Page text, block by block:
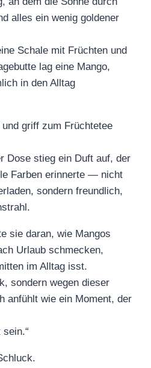
alles ein wenig goldener
Schale mit Früchten und
lag eine Mango,
in den Alltag
griff zum Früchtetee
Dose stieg ein Duft auf, der
Farben erinnerte — nicht
sondern freundlich,
sie daran, wie Mangos
Urlaub schmecken,
im Alltag isst.
sondern wegen dieser
anfühlt wie ein Moment, der